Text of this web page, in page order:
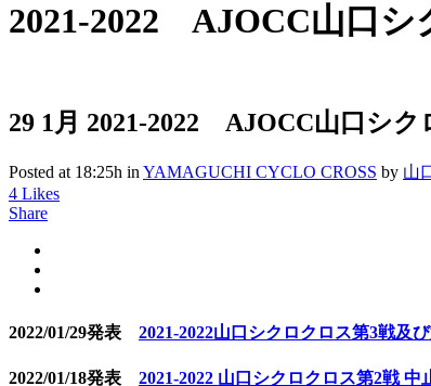
2021-2022 AJOCC山口シ
29 1月 2021-2022 AJOCC山口シク
Posted at 18:25h in YAMAGUCHI CYCLO CROSS by 山
4 Likes
Share
2022/01/29発表 2021-2022山口シクロクロス第3戦及
2022/01/18発表 2021-2022 山口シクロクロス第2戦 中